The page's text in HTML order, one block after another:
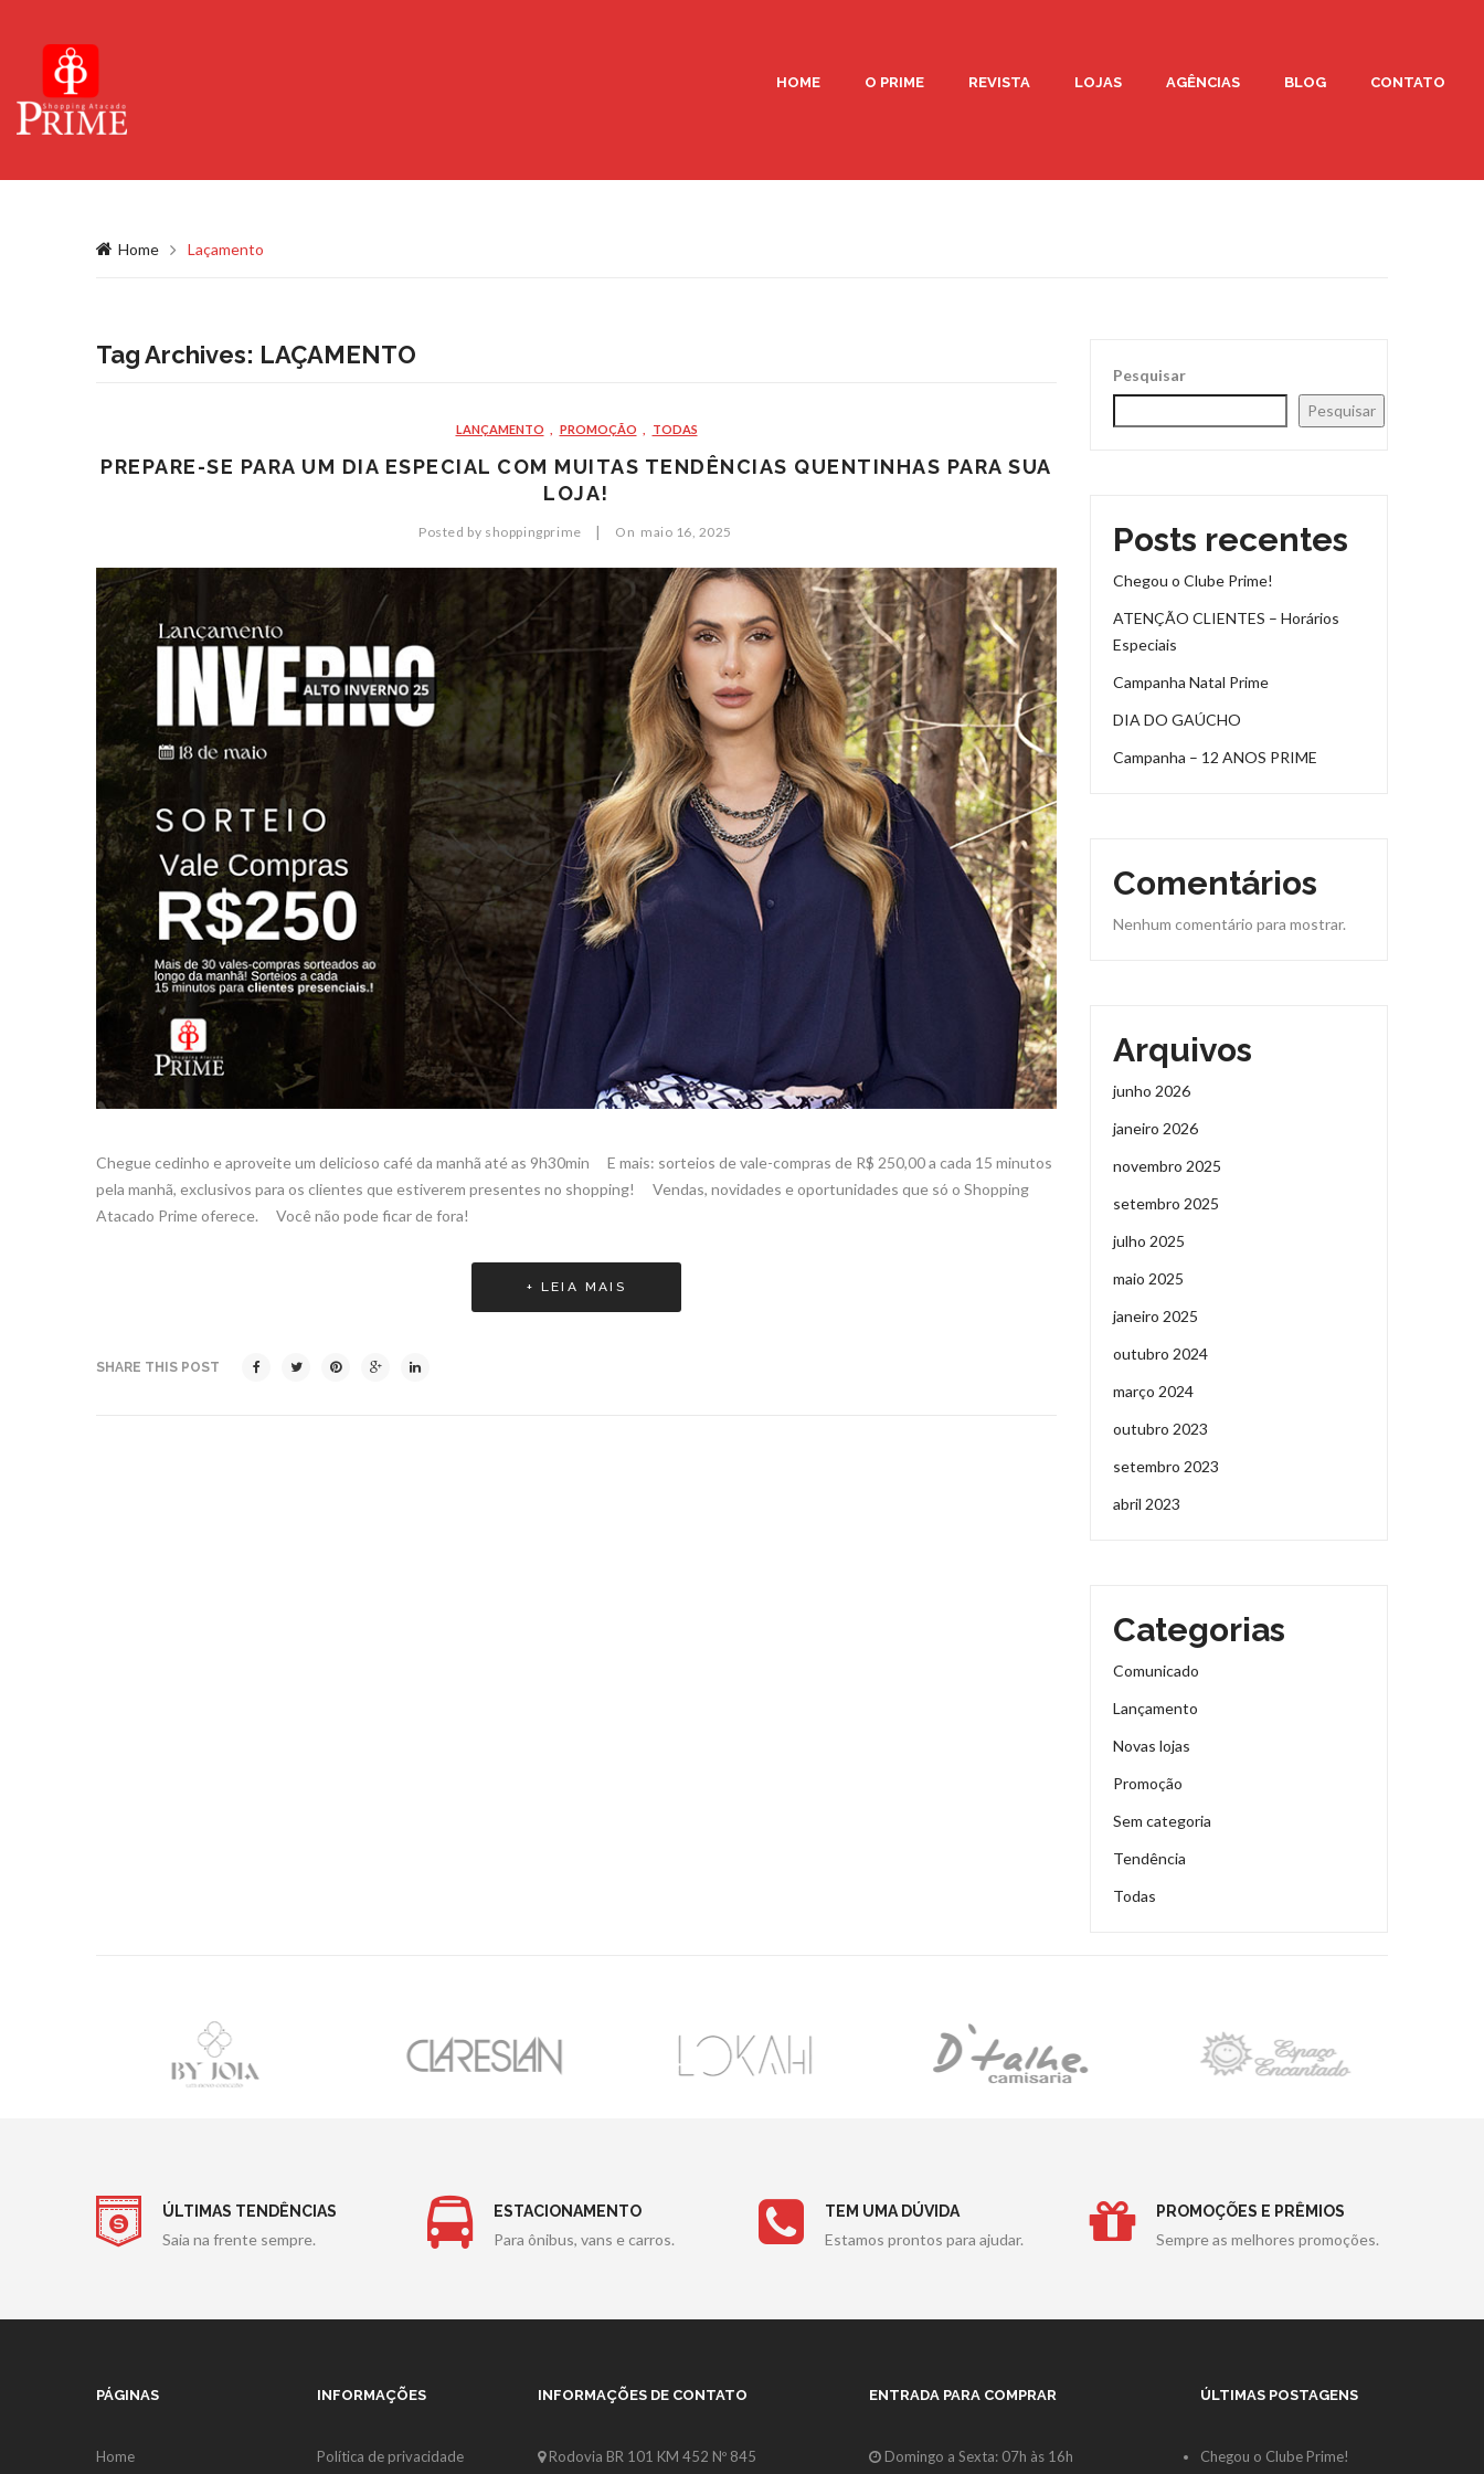
HOME O PRIME REVISTA LOJAS AGÊNCIAS BLOG CONTATO
Home Laçamento
Tag Archives: LAÇAMENTO
LANÇAMENTO PROMOÇÃO TODAS
PREPARE-SE PARA UM DIA ESPECIAL COM MUITAS TENDÊNCIAS QUENTINHAS PARA SUA
LOJA!
Posted by shoppingprime On maio 16, 2025
Chegue cedinho e aproveite um delicioso café da manhã até as 9h30min ⠀ E mais: sorteios de vale-compras de R$ 250,00 a cada 15 minutos
pela manhã, exclusivos para os clientes que estiverem presentes no shopping! ⠀ Vendas, novidades e oportunidades que só o Shopping
Atacado Prime oferece. ⠀ Você não pode ficar de fora!
+ LEIA MAIS
SHARE THIS POST
Pesquisar
Pesquisar
Posts recentes
Chegou o Clube Prime!
ATENÇÃO CLIENTES – Horários
Especiais
Campanha Natal Prime
DIA DO GAÚCHO
Campanha – 12 ANOS PRIME
Comentários
Nenhum comentário para mostrar.
Arquivos
junho 2026
janeiro 2026
novembro 2025
setembro 2025
julho 2025
maio 2025
janeiro 2025
outubro 2024
março 2024
outubro 2023
setembro 2023
abril 2023
Categorias
Comunicado
Lançamento
Novas lojas
Promoção
Sem categoria
Tendência
Todas
ÚLTIMAS TENDÊNCIAS
Saia na frente sempre.
ESTACIONAMENTO
Para ônibus, vans e carros.
TEM UMA DÚVIDA
Estamos prontos para ajudar.
PROMOÇÕES E PRÊMIOS
Sempre as melhores promoções.
PÁGINAS
Home
INFORMAÇÕES
Política de privacidade
INFORMAÇÕES DE CONTATO
Rodovia BR 101 KM 452 Nº 845
ENTRADA PARA COMPRAR
Domingo a Sexta: 07h às 16h
ÚLTIMAS POSTAGENS
Chegou o Clube Prime!